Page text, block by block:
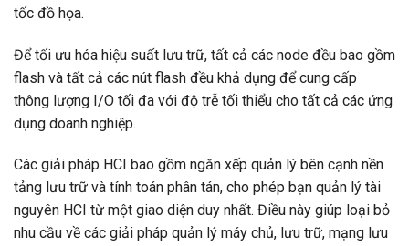
tốc đồ họa.
Để tối ưu hóa hiệu suất lưu trữ, tất cả các node đều bao gồm
flash và tất cả các nút flash đều khả dụng để cung cấp
thông lượng I/O tối đa với độ trễ tối thiểu cho tất cả các ứng
dụng doanh nghiệp.
Các giải pháp HCI bao gồm ngăn xếp quản lý bên cạnh nền
tảng lưu trữ và tính toán phân tán, cho phép bạn quản lý tài
nguyên HCI từ một giao diện duy nhất. Điều này giúp loại bỏ
nhu cầu về các giải pháp quản lý máy chủ, lưu trữ, mạng lưu